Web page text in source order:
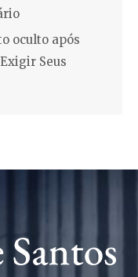
oculto após
Seus